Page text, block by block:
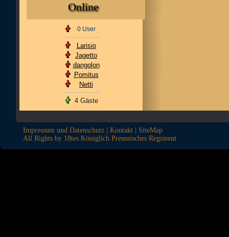
Online
0 User
Larisio
Jagetto
dangolon
Pomitus
Netti
4 Gäste
Impressum und Datenschutz Kontakt
SiteMap
All Rights by 18tes Königlich Preussisches Regiment